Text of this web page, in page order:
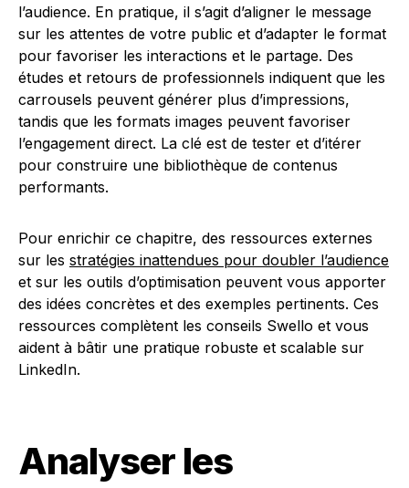
l’audience. En pratique, il s’agit d’aligner le message
sur les attentes de votre public et d’adapter le format
pour favoriser les interactions et le partage. Des
études et retours de professionnels indiquent que les
carrousels peuvent générer plus d’impressions,
tandis que les formats images peuvent favoriser
l’engagement direct. La clé est de tester et d’itérer
pour construire une bibliothèque de contenus
performants.
Pour enrichir ce chapitre, des ressources externes
sur les stratégies inattendues pour doubler l’audience
et sur les outils d’optimisation peuvent vous apporter
des idées concrètes et des exemples pertinents. Ces
ressources complètent les conseils Swello et vous
aident à bâtir une pratique robuste et scalable sur
LinkedIn.
Analyser les